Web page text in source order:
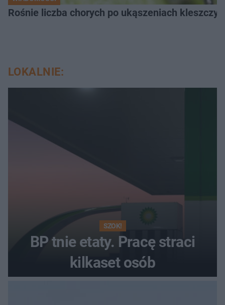
Rośnie liczba chorych po ukąszeniach
LOKALNIE:
SZOK!
BP tnie etaty. Pracę straci
kilkaset osób